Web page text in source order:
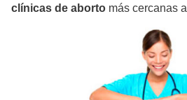
clínicas de aborto más cercanas